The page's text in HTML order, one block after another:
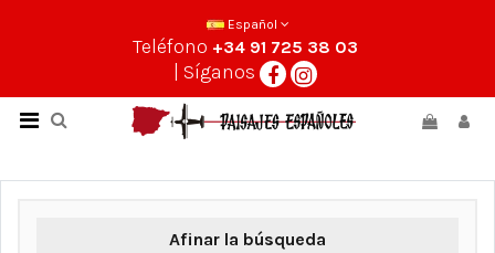
Español
Teléfono +34 91 725 38 03
| Síganos
Afinar la búsqueda